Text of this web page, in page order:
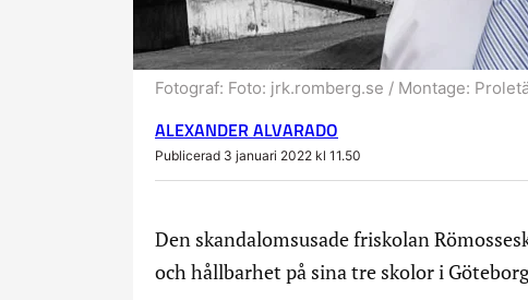
Fotograf: Foto: jrk.romberg.se / Montage:
ALEXANDER ALVARADO
Publicerad 3 januari 2022 kl 11.50
Den skandalomsusade friskolan
och hållbarhet på sina tre skolor i